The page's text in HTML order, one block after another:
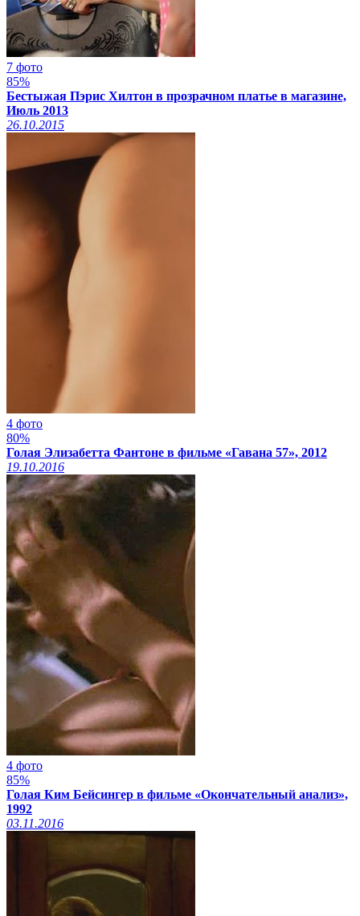
7 фото
85%
Бестыжая Пэрис Хилтон в прозрачном платье в магазине,
Июль 2013
26.10.2015
4 фото
80%
Голая Элизабетта Фантоне в фильме «Гавана 57», 2012
19.10.2016
4 фото
85%
Голая Ким Бейсингер в фильме «Окончательный анализ»,
1992
03.11.2016